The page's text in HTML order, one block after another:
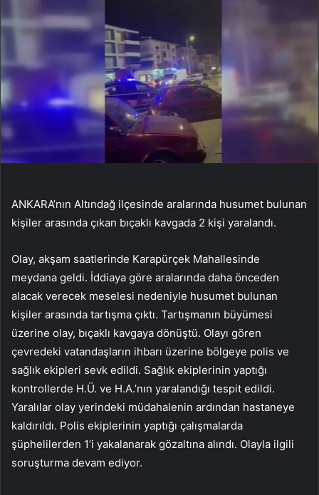
ANKARA’nın Altındağ ilçesinde aralarında husumet bulunan
kişiler arasında çıkan bıçaklı kavgada 2 kişi yaralandı.
Olay, akşam saatlerinde Karapürçek Mahallesinde
meydana geldi. İddiaya göre aralarında daha önceden
alacak verecek meselesi nedeniyle husumet bulunan
kişiler arasında tartışma çıktı. Tartışmanın büyümesi
üzerine olay, bıçaklı kavgaya dönüştü. Olayı gören
çevredeki vatandaşların ihbarı üzerine bölgeye polis ve
sağlık ekipleri sevk edildi. Sağlık ekiplerinin yaptığı
kontrollerde H.Ü. ve H.A.’nın yaralandığı tespit edildi.
Yaralılar olay yerindeki müdahalenin ardından hastaneye
kaldırıldı. Polis ekiplerinin yaptığı çalışmalarda
şüphelilerden 1’i yakalanarak gözaltına alındı. Olayla ilgili
soruşturma devam ediyor.